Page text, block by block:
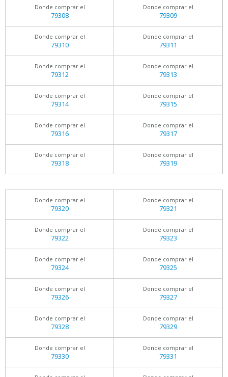
Donde comprar el
79308
Donde comprar el
79309
Donde comprar el
79310
Donde comprar el
79311
Donde comprar el
79312
Donde comprar el
79313
Donde comprar el
79314
Donde comprar el
79315
Donde comprar el
79316
Donde comprar el
79317
Donde comprar el
79318
Donde comprar el
79319
Donde comprar el
79320
Donde comprar el
79321
Donde comprar el
79322
Donde comprar el
79323
Donde comprar el
79324
Donde comprar el
79325
Donde comprar el
79326
Donde comprar el
79327
Donde comprar el
79328
Donde comprar el
79329
Donde comprar el
79330
Donde comprar el
79331